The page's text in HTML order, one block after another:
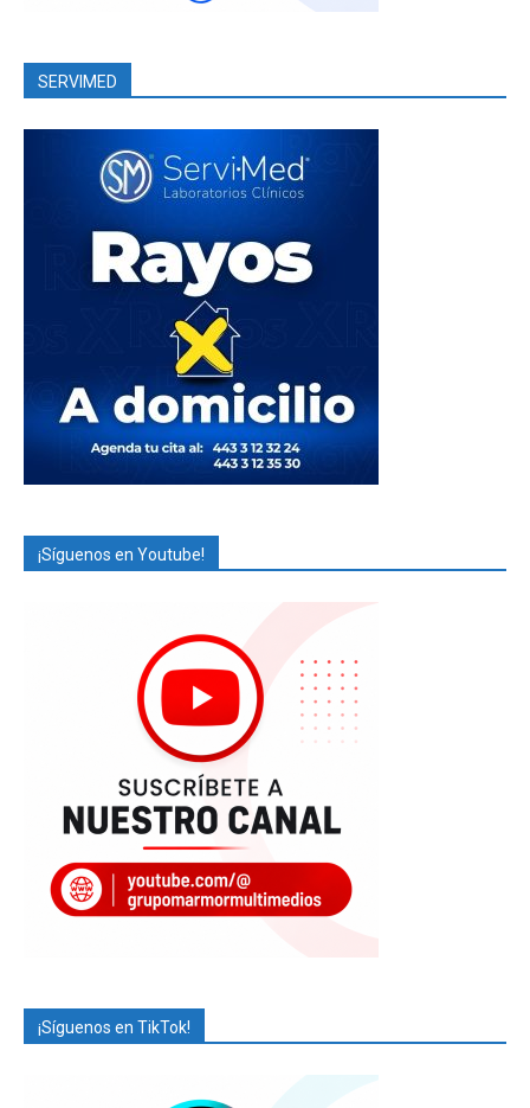
SERVIMED
¡Síguenos en Youtube!
¡Síguenos en TikTok!